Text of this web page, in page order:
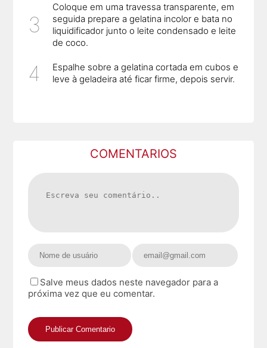
Coloque em uma travessa transparente, em
seguida prepare a gelatina incolor e bata no
liquidificador junto o leite condensado e leite
de coco.
Espalhe sobre a gelatina cortada em cubos e
leve à geladeira até ficar firme, depois servir.
COMENTARIOS
Salve meus dados neste navegador para a
próxima vez que eu comentar.